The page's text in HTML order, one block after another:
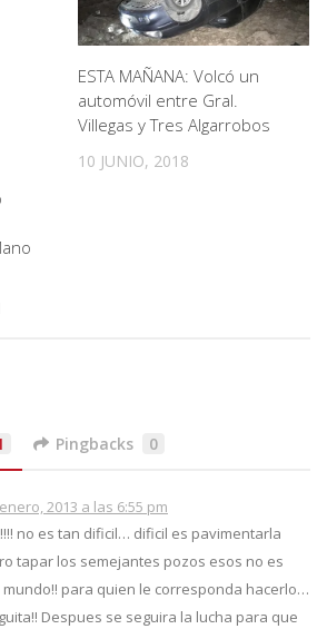
ESTA MAÑANA: Volcó un
automóvil entre Gral.
Villegas y Tres Algarrobos
10 JUNIO, 2018
Pingbacks 0
2013 a las 6:55 pm
no es tan dificil… dificil es pavimentarla
tapar los semejantes pozos esos no es
para quien le corresponda hacerlo…
Despues se seguira la lucha para que